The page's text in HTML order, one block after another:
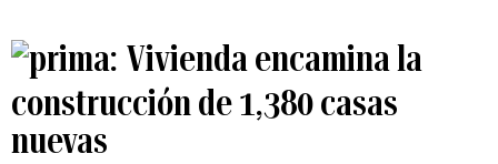
Vivienda encamina la
construcción de 1,380 casas
nuevas